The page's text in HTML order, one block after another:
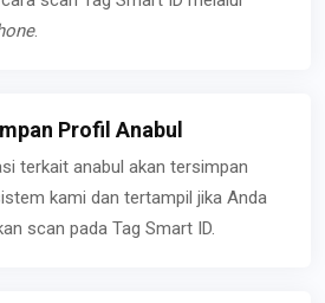
.
Profil Anabul
terkait anabul akan tersimpan
kami dan tertampil jika Anda
scan pada Tag Smart ID.